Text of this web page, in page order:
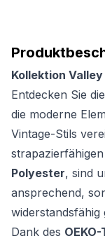
Kollektion
Entdecken Sie
die moderne
Vintage-Stils
Polyester, sind
ansprechend,
Dank des